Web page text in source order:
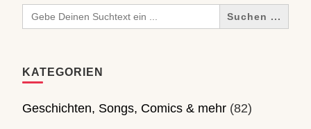
Search
for:
KATEGORIEN
Geschichten, Songs, Comics & mehr (82)